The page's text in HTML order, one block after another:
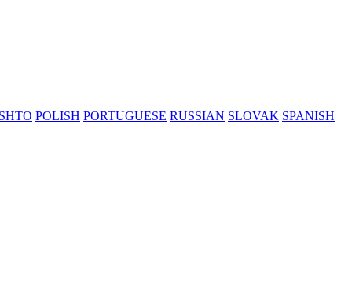
POLISH PORTUGUESE RUSSIAN SLOVAK SPANISH